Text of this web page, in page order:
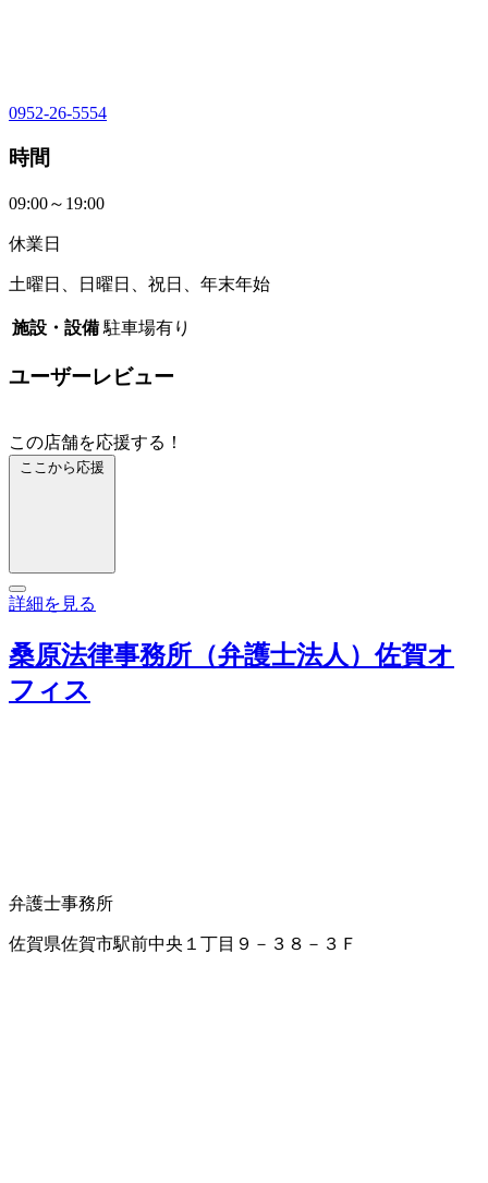
0952-26-5554
時間
09:00～19:00
休業日
土曜日、日曜日、祝日、年末年始
施設・設備 駐車場有り
ユーザーレビュー
この店舗を応援する！
ここから応援
詳細を見る
桑原法律事務所（弁護士法人）佐賀オ
フィス
弁護士事務所
佐賀県佐賀市駅前中央１丁目９－３８－３Ｆ